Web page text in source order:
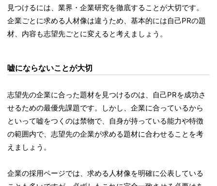
見つけるには、業界・企業研究を徹底することが大切です。
企業ごとに求める人材像は違うため、基本的には自己PRの題
材、内容も志望先ごとに変えると考えましょう。
嘘にならないことが大切
志望先の企業に合った題材を見つけるのは、自己PRを成功さ
せるための最優先課題です。しかし、企業に合っているから
といって嘘をつくのは禁物で、自身が持っている能力や特徴
の範囲内で、志望先の企業が求める題材に合わせることを考
えましょう。
企業の採用ページでは、求める人材像を明確に公表している